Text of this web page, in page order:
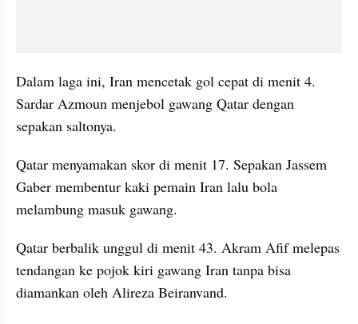
Dalam laga ini, Iran mencetak gol cepat di menit 4.
Sardar Azmoun menjebol gawang Qatar dengan
sepakan saltonya.
Qatar menyamakan skor di menit 17. Sepakan Jassem
Gaber membentur kaki pemain Iran lalu bola
melambung masuk gawang.
Qatar berbalik unggul di menit 43. Akram Afif melepas
tendangan ke pojok kiri gawang Iran tanpa bisa
diamankan oleh Alireza Beiranvand.